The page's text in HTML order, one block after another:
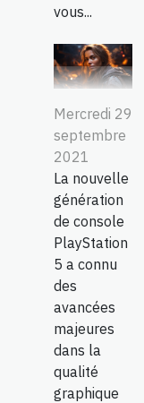
vous...
Mercredi 29
septembre
2021
La nouvelle
génération
de console
PlayStation
5 a connu
des
avancées
majeures
dans la
qualité
graphique